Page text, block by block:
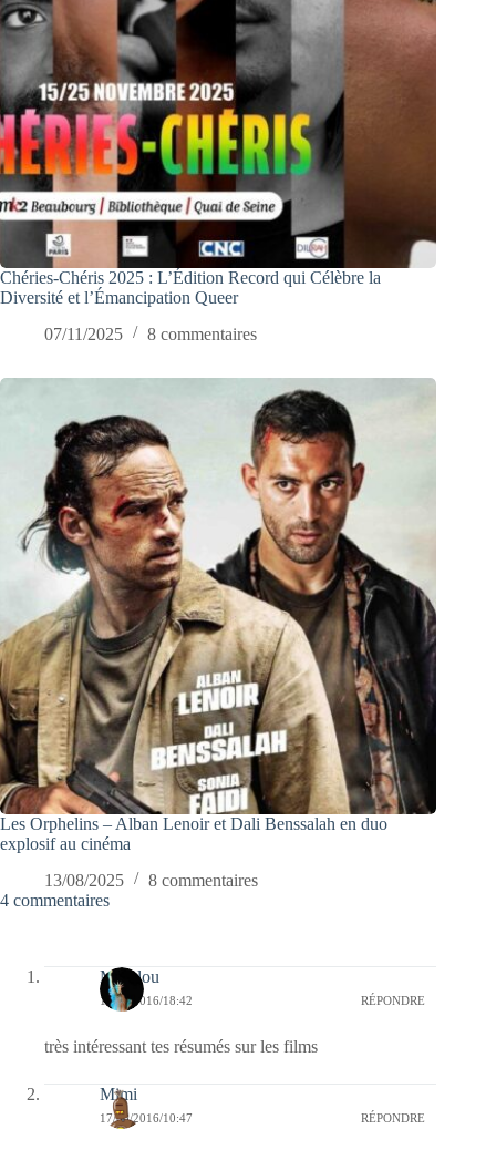
Chéries-Chéris 2025 : L’Édition Record qui Célèbre la
Diversité et l’Émancipation Queer
07/11/2025
8 commentaires
Les Orphelins – Alban Lenoir et Dali Benssalah en duo
explosif au cinéma
13/08/2025
8 commentaires
4 commentaires
Marylou
17/08/2016/18:42 RÉPONDRE
très intéressant tes résumés sur les films
Mimi
17/08/2016/10:47 RÉPONDRE